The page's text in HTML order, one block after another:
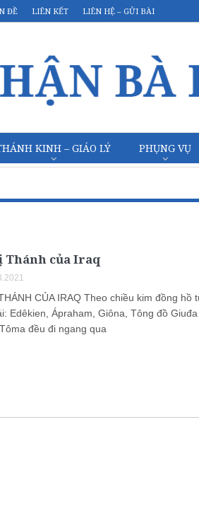
ĐỀ LIÊN KẾT LIÊN HỆ – GỬI BÀI
KINH – GIÁO LÝ PHỤNG VỤ
Thánh của Iraq
CỦA IRAQ Theo chiều kim đồng hồ
Edêkien, Ápraham, Giôna, Tông đồ Giuđa
đều đi ngang qua